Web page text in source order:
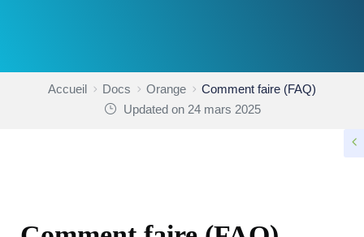
Accueil Docs Orange
Comment faire (FAQ)
Updated on 24 mars 2025